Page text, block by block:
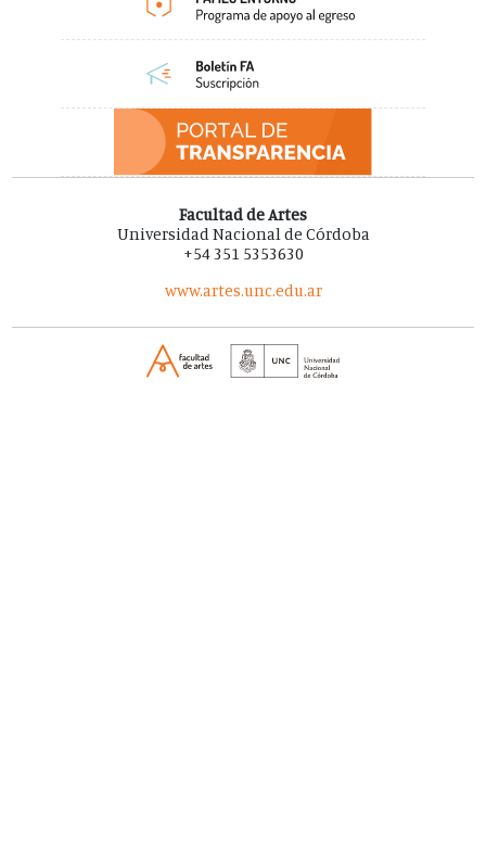
Facultad de Artes
Universidad Nacional de Córdoba
+54 351 5353630
www.artes.unc.edu.ar